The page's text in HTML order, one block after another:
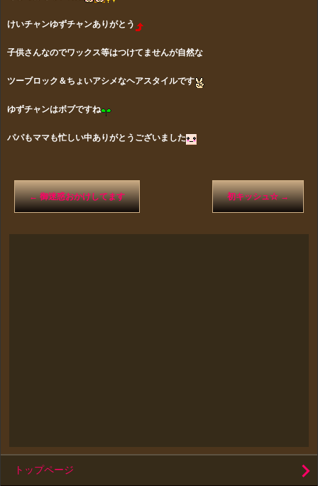
けいチャンゆずチャンありがとう
子供さんなのでワックス等はつけてませんが自然な
ツーブロック＆ちょいアシメなヘアスタイルです
ゆずチャンはボブですね
パパもママも忙しい中ありがとうございました
←御迷惑おかけしてます 初キッシュ☆→
トップページ